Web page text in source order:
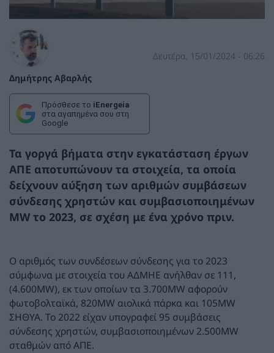
Δημήτρης Αβαρλής
Δευτέρα, 15/01/2024 - 06:26
Πρόσθεσε το iEnergeia
στα αγαπημένα σου στη
Google
Τα γοργά βήματα στην εγκατάσταση έργων
ΑΠΕ αποτυπώνουν τα στοιχεία, τα οποία
δείχνουν αύξηση των αριθμών συμβάσεων
σύνδεσης χρηστών και συμβασιοποιημένων
MW το 2023, σε σχέση με ένα χρόνο πριν.
Ο αριθμός των συνδέσεων σύνδεσης για το 2023
σύμφωνα με στοιχεία του ΑΔΜΗΕ ανήλθαν σε 111,
(4.600MW), εκ των οποίων τα 3.700MW αφορούν
φωτοβολταϊκά, 820MW αιολικά πάρκα και 105MW
ΣΗΘΥΑ. Το 2022 είχαν υπογραφεί 95 συμβάσεις
σύνδεσης χρηστών, συμβασιοποιημένων 2.500MW
σταθμών από ΑΠΕ.